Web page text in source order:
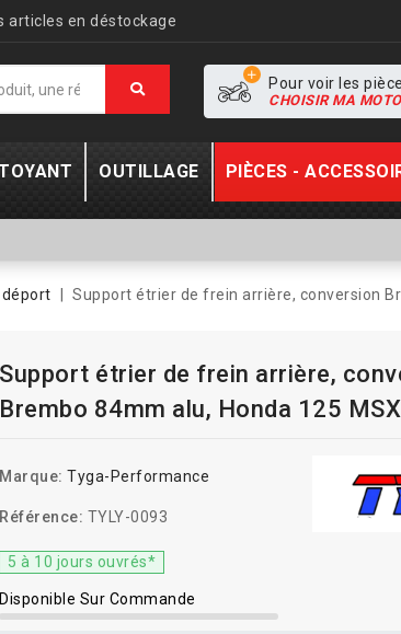
articles en déstockage
Pour voir les
CHOISIR MA MOTO
OUTILLAGE PIÈCES -
Support étrier de frein arrière, conversion
Support étrier de frein arrière,
Brembo 84mm alu, Honda 125 MSX
Marque: Tyga-Performance
Référence: TYLY-0093
5 à 10 jours ouvrés*
Disponible Sur Commande